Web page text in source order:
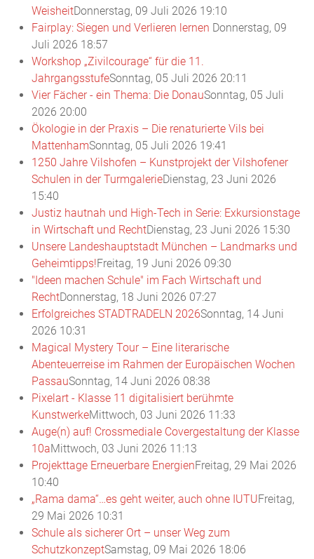
WeisheitDonnerstag, 09 Juli 2026 19:10
Fairplay: Siegen und Verlieren lernen Donnerstag, 09
Juli 2026 18:57
Workshop „Zivilcourage“ für die 11.
JahrgangsstufeSonntag, 05 Juli 2026 20:11
Vier Fächer - ein Thema: Die DonauSonntag, 05 Juli
2026 20:00
Ökologie in der Praxis – Die renaturierte Vils bei
MattenhamSonntag, 05 Juli 2026 19:41
1250 Jahre Vilshofen – Kunstprojekt der Vilshofener
Schulen in der TurmgalerieDienstag, 23 Juni 2026
15:40
Justiz hautnah und High-Tech in Serie: Exkursionstage
in Wirtschaft und RechtDienstag, 23 Juni 2026 15:30
Unsere Landeshauptstadt München – Landmarks und
Geheimtipps!Freitag, 19 Juni 2026 09:30
"Ideen machen Schule" im Fach Wirtschaft und
RechtDonnerstag, 18 Juni 2026 07:27
Erfolgreiches STADTRADELN 2026Sonntag, 14 Juni
2026 10:31
Magical Mystery Tour – Eine literarische
Abenteuerreise im Rahmen der Europäischen Wochen
PassauSonntag, 14 Juni 2026 08:38
Pixelart - Klasse 11 digitalisiert berühmte
KunstwerkeMittwoch, 03 Juni 2026 11:33
Auge(n) auf! Crossmediale Covergestaltung der Klasse
10aMittwoch, 03 Juni 2026 11:13
Projekttage Erneuerbare EnergienFreitag, 29 Mai 2026
10:40
„Rama dama“…es geht weiter, auch ohne IUTUFreitag,
29 Mai 2026 10:31
Schule als sicherer Ort – unser Weg zum
SchutzkonzeptSamstag, 09 Mai 2026 18:06